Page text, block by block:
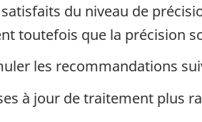
du niveau de
toutefois que la précision
les recommandations
à jour de traitement plus